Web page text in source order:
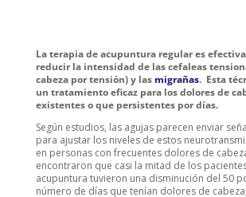
La terapia de acupuntura regular es
reducir la intensidad de las cefaleas
cabeza por tensión) y las migrañas. Esta
un tratamiento eficaz para los dolores de
existentes o que persistentes por días.
Según estudios, las agujas parecen enviar
para ajustar los niveles de estos
en personas con frecuentes dolores de
encontraron que casi la mitad de los
acupuntura tuvieron una disminución del 50
número de días que tenían dolores de